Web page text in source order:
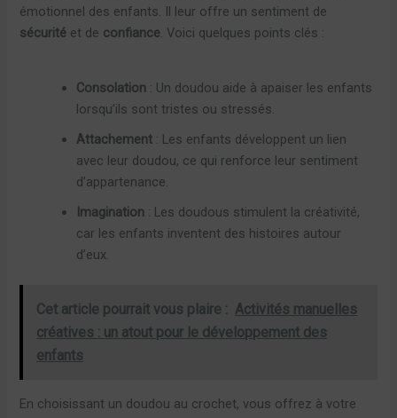
émotionnel des enfants. Il leur offre un sentiment de
sécurité et de confiance. Voici quelques points clés :
Consolation : Un doudou aide à apaiser les enfants
lorsqu’ils sont tristes ou stressés.
Attachement : Les enfants développent un lien
avec leur doudou, ce qui renforce leur sentiment
d’appartenance.
Imagination : Les doudous stimulent la créativité,
car les enfants inventent des histoires autour
d’eux.
Cet article pourrait vous plaire : Activités manuelles
créatives : un atout pour le développement des
enfants
En choisissant un doudou au crochet, vous offrez à votre